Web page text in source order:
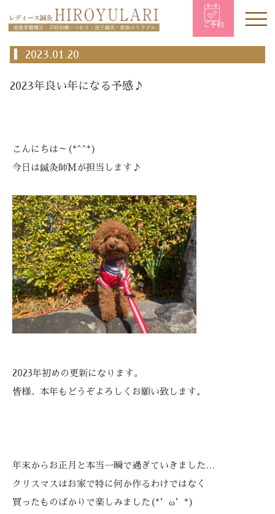
ご予約
2023.01.20
2023年良い年になる予感♪
こんにちは～(*^^*)
今日は鍼灸師Mが担当します♪
2023年初めの更新になります。
皆様、本年もどうぞよろしくお願い致します。
年末からお正月と本当一瞬で過ぎていきました…
クリスマスはお家で特に何か作るわけではなく
買ったものばかりで楽しみました(*’ω’*)